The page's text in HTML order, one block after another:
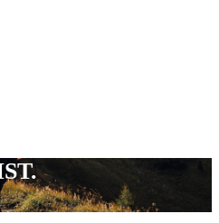
WAS WERTVOLL